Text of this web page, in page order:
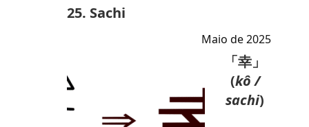
25. Sachi
Maio de 2025
「幸」
(kô /
sachi)